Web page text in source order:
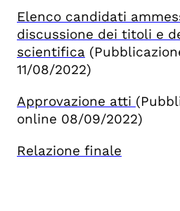
Elenco candidati
discussione dei titoli e
scientifica
11/08/2022)
Approvazione atti
online 08/09/2022)
Relazione finale